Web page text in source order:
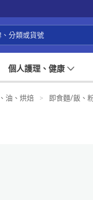
個人護理、健康
油、烘焙 > 即食麵/飯、